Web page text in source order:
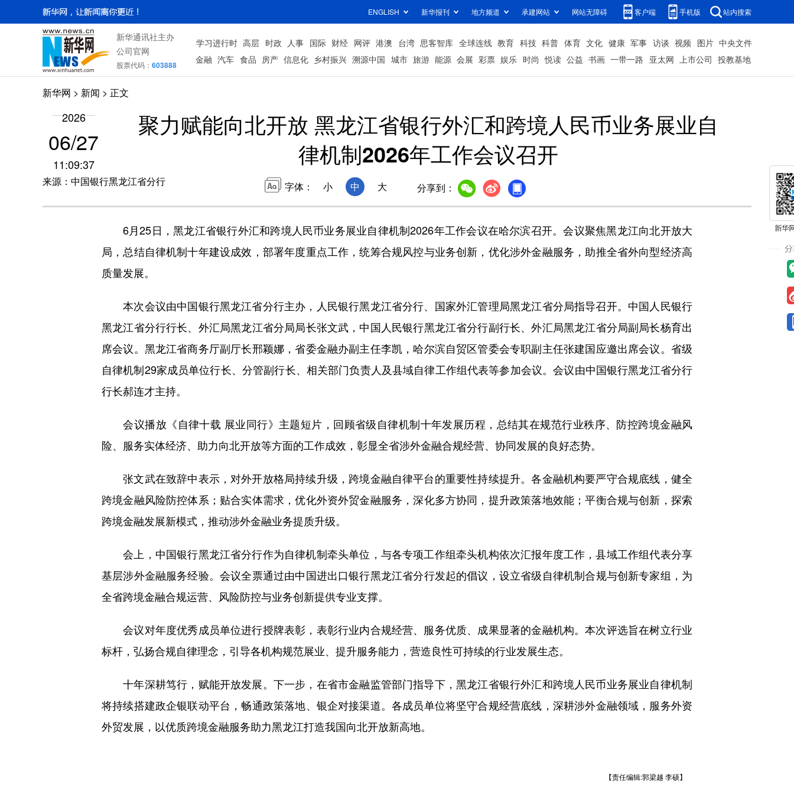
ENGLISH 新华报刊 地方频道 承建网站 网站无障碍 客户端 手机版 站内搜索
新华通讯社主办
公司官网
股票代码： 603888
学习进行时 高层 时政 人事 国际 财经 网评 港澳 台湾 思客智库 全球连线 教育 科技 科普 体育 文化 健康 军事 访谈 视频 图片 中央文件
金融 汽车 食品 房产 信息化 乡村振兴 溯源中国 城市 旅游 能源 会展 彩票 娱乐 时尚 悦读 公益 书画 一带一路 亚太网 上市公司 投教基地
新华网 > 新闻 > 正文
2026
06/27
11:09:37
来源：中国银行黑龙江省分行
聚力赋能向北开放 黑龙江省银行外汇和跨境人民币业务展业自
律机制2026年工作会议召开
字体： 小 中 大 分享到：
6月25日，黑龙江省银行外汇和跨境人民币业务展业自律机制2026年工作会议在哈尔滨召开。会议聚焦黑龙江向北开放大
局，总结自律机制十年建设成效，部署年度重点工作，统筹合规风控与业务创新，优化涉外金融服务，助推全省外向型经济高
质量发展。
本次会议由中国银行黑龙江省分行主办，人民银行黑龙江省分行、国家外汇管理局黑龙江省分局指导召开。中国人民银行
黑龙江省分行行长、外汇局黑龙江省分局局长张文武，中国人民银行黑龙江省分行副行长、外汇局黑龙江省分局副局长杨育出
席会议。黑龙江省商务厅副厅长邢颖娜，省委金融办副主任李凯，哈尔滨自贸区管委会专职副主任张建国应邀出席会议。省级
自律机制29家成员单位行长、分管副行长、相关部门负责人及县域自律工作组代表等参加会议。会议由中国银行黑龙江省分行
行长郝连才主持。
会议播放《自律十载 展业同行》主题短片，回顾省级自律机制十年发展历程，总结其在规范行业秩序、防控跨境金融风
险、服务实体经济、助力向北开放等方面的工作成效，彰显全省涉外金融合规经营、协同发展的良好态势。
张文武在致辞中表示，对外开放格局持续升级，跨境金融自律平台的重要性持续提升。各金融机构要严守合规底线，健全
跨境金融风险防控体系；贴合实体需求，优化外资外贸金融服务，深化多方协同，提升政策落地效能；平衡合规与创新，探索
跨境金融发展新模式，推动涉外金融业务提质升级。
会上，中国银行黑龙江省分行作为自律机制牵头单位，与各专项工作组牵头机构依次汇报年度工作，县域工作组代表分享
基层涉外金融服务经验。会议全票通过由中国进出口银行黑龙江省分行发起的倡议，设立省级自律机制合规与创新专家组，为
全省跨境金融合规运营、风险防控与业务创新提供专业支撑。
会议对年度优秀成员单位进行授牌表彰，表彰行业内合规经营、服务优质、成果显著的金融机构。本次评选旨在树立行业
标杆，弘扬合规自律理念，引导各机构规范展业、提升服务能力，营造良性可持续的行业发展生态。
十年深耕笃行，赋能开放发展。下一步，在省市金融监管部门指导下，黑龙江省银行外汇和跨境人民币业务展业自律机制
将持续搭建政企银联动平台，畅通政策落地、银企对接渠道。各成员单位将坚守合规经营底线，深耕涉外金融领域，服务外资
外贸发展，以优质跨境金融服务助力黑龙江打造我国向北开放新高地。
【责任编辑:郭梁越 李硕】